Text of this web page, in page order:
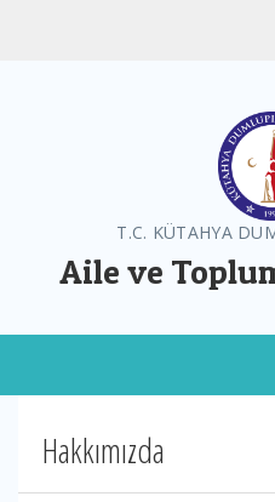
T.C. KÜTAHYA
Aile ve
Hakkımızda